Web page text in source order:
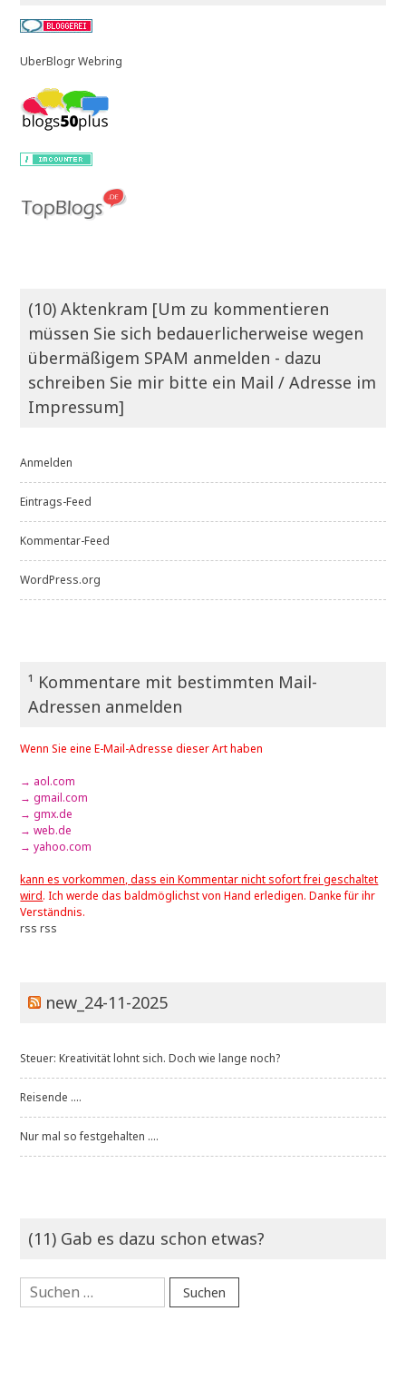
UberBlogr Webring
(10) Aktenkram [Um zu kommentieren
müssen Sie sich bedauerlicherweise wegen
übermäßigem SPAM anmelden - dazu
schreiben Sie mir bitte ein Mail / Adresse im
Impressum]
Anmelden
Eintrags-Feed
Kommentar-Feed
WordPress.org
¹ Kommentare mit bestimmten Mail-
Adressen anmelden
Wenn Sie eine E-Mail-Adresse dieser Art haben
→ aol.com
→ gmail.com
→ gmx.de
→ web.de
→ yahoo.com
kann es vorkommen, dass ein Kommentar nicht sofort frei geschaltet
wird. Ich werde das baldmöglichst von Hand erledigen. Danke für ihr
Verständnis.
rss rss
new_24-11-2025
Steuer: Kreativität lohnt sich. Doch wie lange noch?
Reisende ....
Nur mal so festgehalten ....
(11) Gab es dazu schon etwas?
Suchen
nach: